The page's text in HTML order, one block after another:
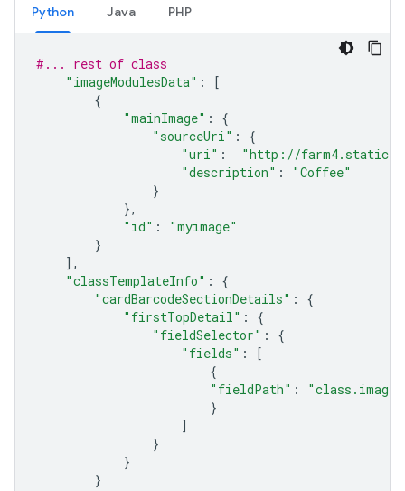
Python Java PHP
#... rest of class
"imageModulesData" :
[
{
"mainImage" :
{
"sourceUri" :
{
"uri" :
"http://
"description" :
"Coffee"
}
},
"id" :
"myimage"
}
],
"classTemplateInfo" :
{
"cardBarcodeSectionDetails" :
{
"firstTopDetail" :
{
"fieldSelector" :
{
"fields" :
[
{
"fieldPath" :
}
]
}
}
}